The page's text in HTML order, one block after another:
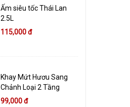
Ấm siêu tốc Thái Lan
2.5L
115,000 đ
Khay Mứt Hươu Sang
Chảnh Loại 2 Tầng
99,000 đ